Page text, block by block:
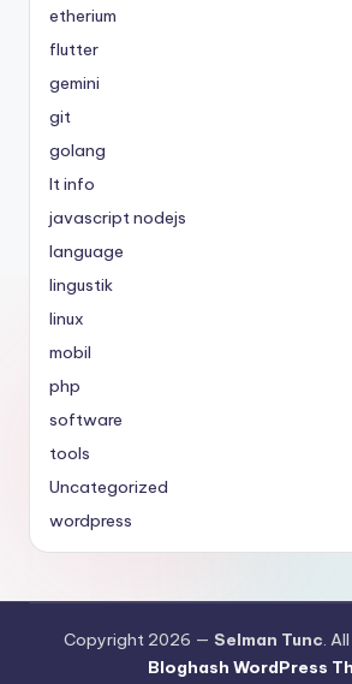
etherium
flutter
gemini
git
golang
It info
javascript nodejs
language
lingustik
linux
mobil
php
software
tools
Uncategorized
wordpress
Copyright 2026 — Selman Tunc.
Bloghash WordPress